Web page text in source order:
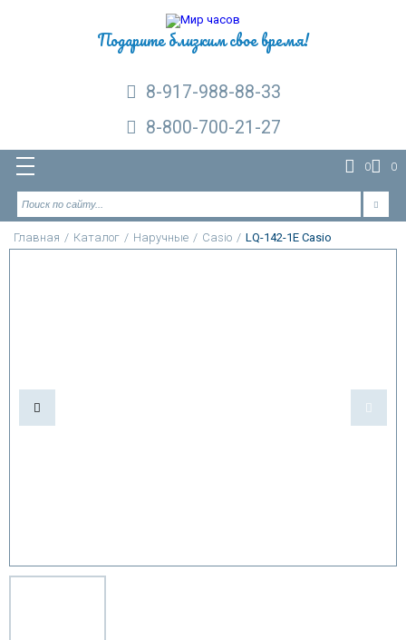
Подарите близким свое время!
8-917-988-88-33
8-800-700-21-27
0 0
Главная / Каталог / Наручные / Casio / LQ-142-1E Casio